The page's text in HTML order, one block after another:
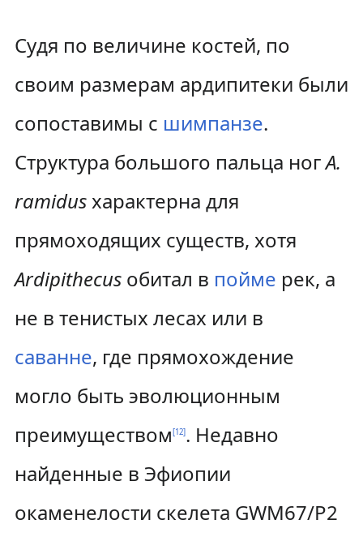
Судя по величине костей, по
своим размерам ардипитеки были
сопоставимы с шимпанзе.
Структура большого пальца ногA.
ramidusхарактерна для
прямоходящих существ, хотя
Ardipithecusобитал в пойме рек, а
не в тенистых лесах или в
саванне, где прямохождение
могло быть эволюционным
преимуществом[12]. Недавно
найденные в Эфиопии
окаменелости скелета GWM67/P2